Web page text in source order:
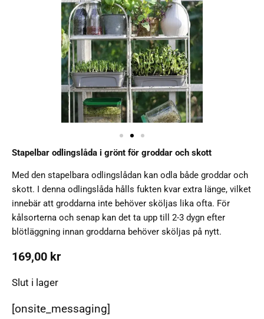
Stapelbar odlingslåda i grönt för groddar och skott
Med den stapelbara odlingslådan kan odla både groddar och
skott. I denna odlingslåda hålls fukten kvar extra länge, vilket
innebär att groddarna inte behöver sköljas lika ofta. För
kålsorterna och senap kan det ta upp till 2-3 dygn efter
blötläggning innan groddarna behöver sköljas på nytt.
169,00 kr
Slut i lager
[onsite_messaging]